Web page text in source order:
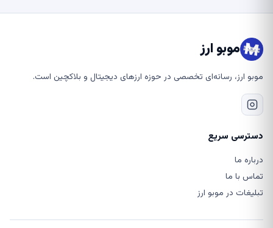
موبو ارز
موبو ارز، رسانه‌ای تخصصی در حوزه ارزهای دیجیتال و بلاکچین است.
دسترسی سریع
درباره ما
تماس با ما
تبلیغات در موبو ارز